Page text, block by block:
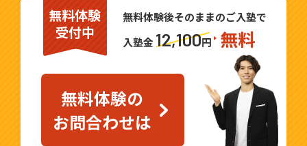
無料体験
受付中
無料体験後そのままのご入塾で
入塾金 12,100円 無料
無料体験の
お問合わせは